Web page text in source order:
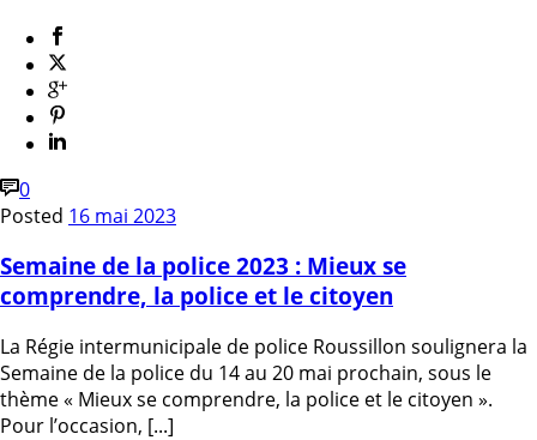
0
Posted 16 mai 2023
Semaine de la police 2023 : Mieux se
comprendre, la police et le citoyen
La Régie intermunicipale de police Roussillon soulignera la
Semaine de la police du 14 au 20 mai prochain, sous le
thème « Mieux se comprendre, la police et le citoyen ».
Pour l’occasion, [...]